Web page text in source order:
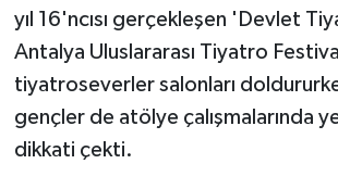
yıl 16'ncısı gerçekleşen 'Devlet
Antalya Uluslararası Tiyatro
tiyatroseverler salonları
gençler de atölye çalışmalarında
dikkati çekti.